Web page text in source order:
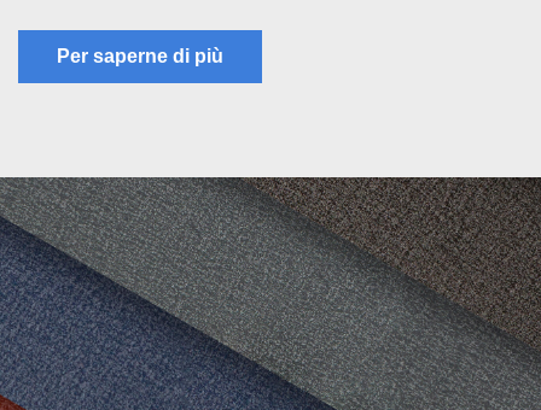
Per saperne di più